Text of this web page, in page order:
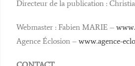
Directeur de la publication :
Webmaster : Fabien MARIE –
Agence Éclosion – www.agence-